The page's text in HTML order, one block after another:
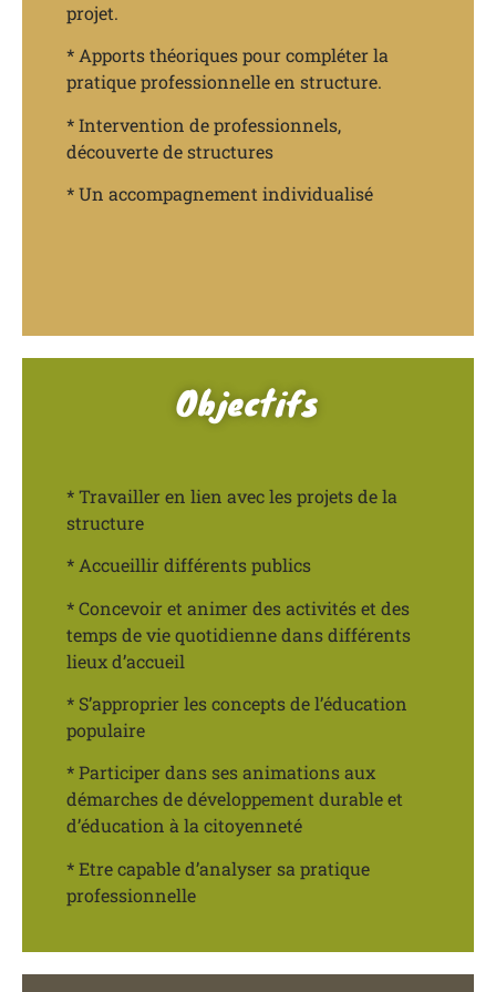
projet.
* Apports théoriques pour compléter la
pratique professionnelle en structure.
* Intervention de professionnels,
découverte de structures
* Un accompagnement individualisé
Objectifs
* Travailler en lien avec les projets de la
structure
* Accueillir différents publics
* Concevoir et animer des activités et des
temps de vie quotidienne dans différents
lieux d’accueil
* S’approprier les concepts de l’éducation
populaire
* Participer dans ses animations aux
démarches de développement durable et
d’éducation à la citoyenneté
* Etre capable d’analyser sa pratique
professionnelle